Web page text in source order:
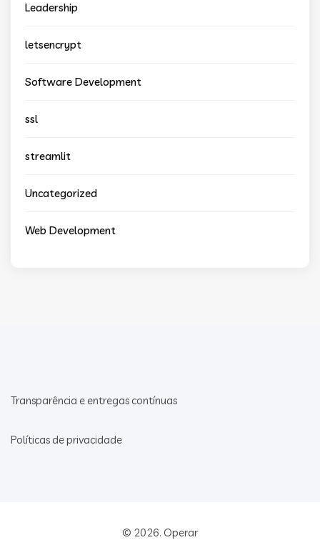
Leadership
letsencrypt
Software Development
ssl
streamlit
Uncategorized
Web Development
Transparência e entregas contínuas
Políticas de privacidade
© 2026. Operar